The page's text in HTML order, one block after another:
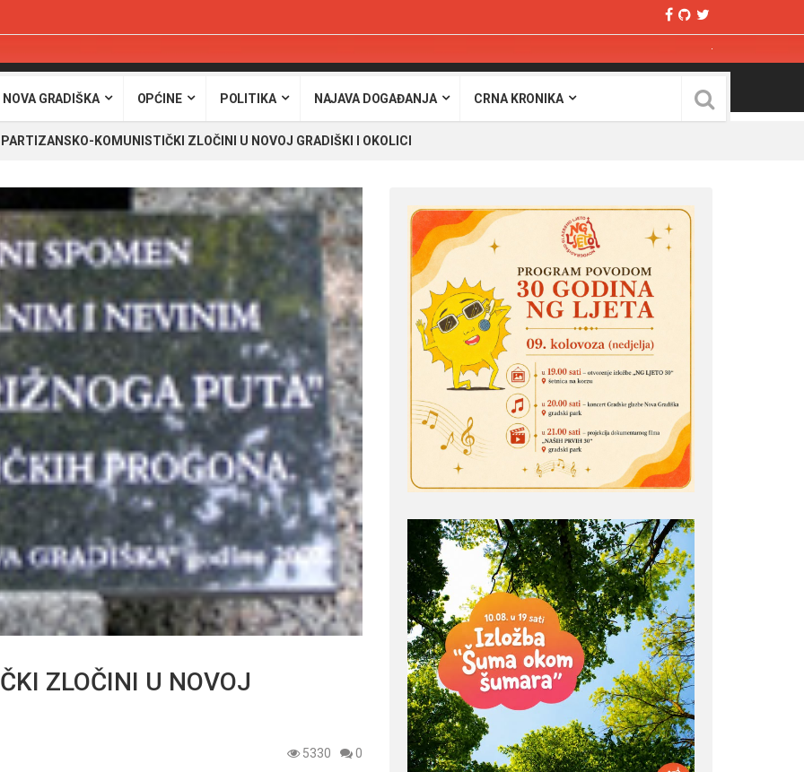
NOVA GRADIŠKA OPĆINE POLITIKA NAJAVA DOGAĐANJA CRNA KRONIKA
PARTIZANSKO-KOMUNISTIČKI ZLOČINI U NOVOJ GRADIŠKI I OKOLICI
ZLOČINI U NOVOJ
5330 0